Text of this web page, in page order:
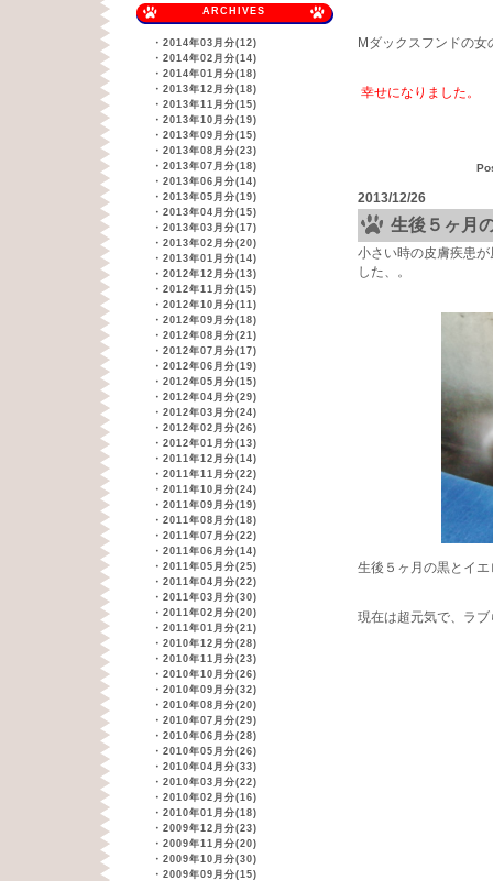
ARCHIVES
・ 2014年03月分(12)
・ 2014年02月分(14)
・ 2014年01月分(18)
・ 2013年12月分(18)
・ 2013年11月分(15)
・ 2013年10月分(19)
・ 2013年09月分(15)
・ 2013年08月分(23)
・ 2013年07月分(18)
・ 2013年06月分(14)
・ 2013年05月分(19)
・ 2013年04月分(15)
・ 2013年03月分(17)
・ 2013年02月分(20)
・ 2013年01月分(14)
・ 2012年12月分(13)
・ 2012年11月分(15)
・ 2012年10月分(11)
・ 2012年09月分(18)
・ 2012年08月分(21)
・ 2012年07月分(17)
・ 2012年06月分(19)
・ 2012年05月分(15)
・ 2012年04月分(29)
・ 2012年03月分(24)
・ 2012年02月分(26)
・ 2012年01月分(13)
・ 2011年12月分(14)
・ 2011年11月分(22)
・ 2011年10月分(24)
・ 2011年09月分(19)
・ 2011年08月分(18)
・ 2011年07月分(22)
・ 2011年06月分(14)
・ 2011年05月分(25)
・ 2011年04月分(22)
・ 2011年03月分(30)
・ 2011年02月分(20)
・ 2011年01月分(21)
・ 2010年12月分(28)
・ 2010年11月分(23)
・ 2010年10月分(26)
・ 2010年09月分(32)
・ 2010年08月分(20)
・ 2010年07月分(29)
・ 2010年06月分(28)
・ 2010年05月分(26)
・ 2010年04月分(33)
・ 2010年03月分(22)
・ 2010年02月分(16)
・ 2010年01月分(18)
・ 2009年12月分(23)
・ 2009年11月分(20)
・ 2009年10月分(30)
・ 2009年09月分(15)
Mダックスフンドの
幸せになりました。
2013/12/26
生後５ヶ月
小さい時の皮膚疾患
した、。
生後５ヶ月の黒とイ
現在は超元気で、ラ